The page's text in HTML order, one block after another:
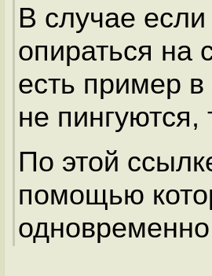
В случае
опираться
есть пример
не пингуются,
По этой
помощью